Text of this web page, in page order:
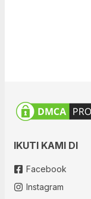
IKUTI KAMI DI
Facebook
Instagram